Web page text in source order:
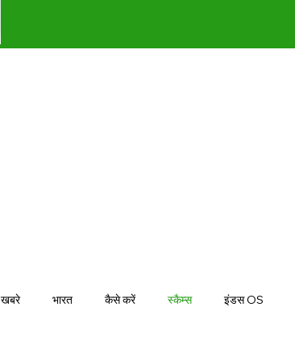
खबरे भारत कैसे करें स्कैम्स इंडस OS